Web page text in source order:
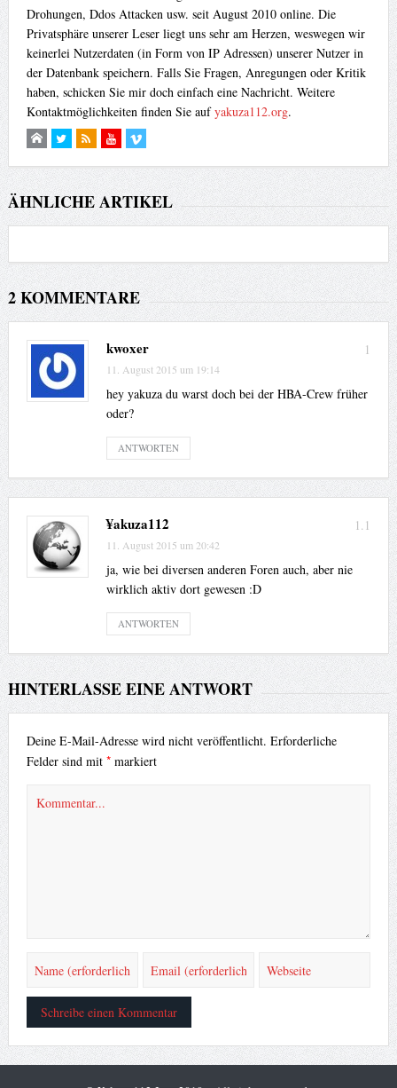
Drohungen, Ddos Attacken usw. seit August 2010 online. Die
Privatsphäre unserer Leser liegt uns sehr am Herzen, weswegen wir
keinerlei Nutzerdaten (in Form von IP Adressen) unserer Nutzer in
der Datenbank speichern. Falls Sie Fragen, Anregungen oder Kritik
haben, schicken Sie mir doch einfach eine Nachricht. Weitere
Kontaktmöglichkeiten finden Sie aufyakuza112.org.
ÄHNLICHE ARTIKEL
2 KOMMENTARE
1
kwoxer
11. August 2015 um 19:14
hey yakuza du warst doch bei der HBA-Crew früher
oder?
ANTWORTEN
1.1
¥akuza112
11. August 2015 um 20:42
ja, wie bei diversen anderen Foren auch, aber nie
wirklich aktiv dort gewesen :D
ANTWORTEN
HINTERLASSE EINE ANTWORT
Deine E-Mail-Adresse wird nicht veröffentlicht. Erforderliche
Felder sind mit *markiert